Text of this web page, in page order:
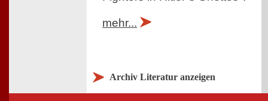
mehr...
Archiv Literatur anzeigen